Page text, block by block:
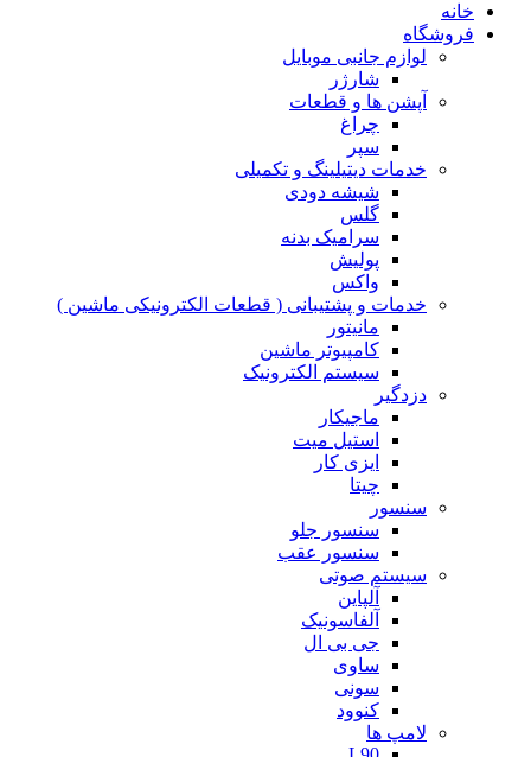
خانه
فروشگاه
لوازم جانبی موبایل
شارژر
آپشن ها و قطعات
چراغ
سپر
خدمات دیتیلینگ و تکمیلی
شیشه دودی
گلس
سرامیک بدنه
پولیش
واکس
خدمات و پشتیبانی ( قطعات الکترونیکی ماشین )
مانیتور
کامپیوتر ماشین
سیستم الکترونیک
دزدگیر
ماجیکار
استیل میت
ایزی کار
چیتا
سنسور
سنسور جلو
سنسور عقب
سیستم صوتی
آلپاین
آلفاسونیک
جی بی ال
ساوی
سونی
کنوود
لامپ ها